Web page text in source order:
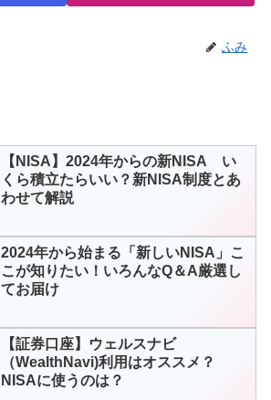
ふみ
【NISA】2024年からの新NISA い
くら積立たらいい？新NISA制度とあ
わせて解説
2024年から始まる「新しいNISA」こ
こが知りたい！いろんなQ＆A厳選し
てお届け
【証券口座】ウェルスナビ
（WealthNavi)利用はオススメ？
NISAに使うのは？